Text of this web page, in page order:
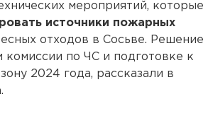
мероприятий, которые
источники пожарных
отходов в Сосьве. Решение
комиссии по ЧС и подготовке к
2024 года, рассказали в